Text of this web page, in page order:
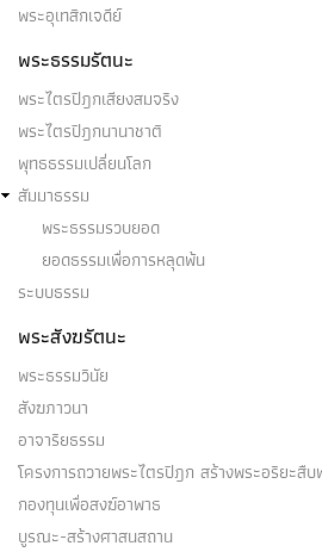
พระอุเทสิกเจดีย์
พระธรรมรัตนะ
พระไตรปิฎกเสียงสมจริง
พระไตรปิฎกนานาชาติ
พุทธธรรมเปลี่ยนโลก
สัมมาธรรม
พระธรรมรวบยอด
ยอดธรรมเพื่อการหลุดพ้น
ระบบธรรม
พระสังฆรัตนะ
พระธรรมวินัย
สังฆภาวนา
อาจาริยธรรม
โครงการถวายพระไตรปิฎก สร้างพระอริยะสืบ
กองทุนเพื่อสงฆ์อาพาธ
บูรณะ-สร้างศาสนสถาน